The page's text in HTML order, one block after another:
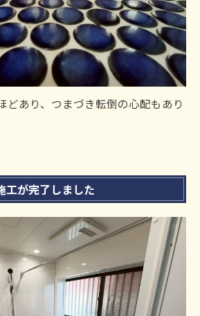
どあり、つまづき転倒の心配もあり
工が完了しました